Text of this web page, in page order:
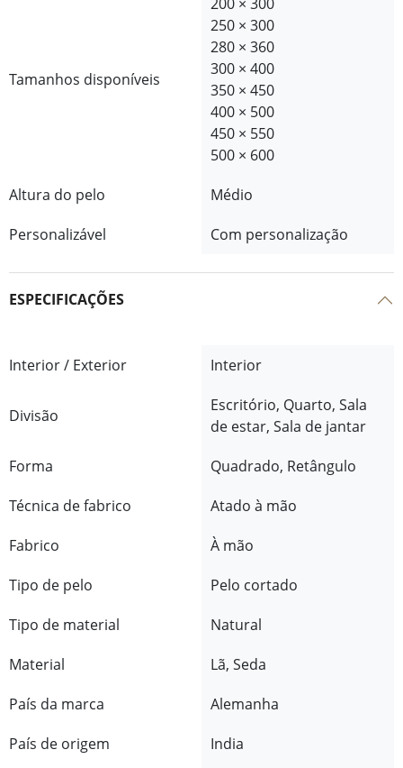
Tamanhos disponíveis
250 × 300
280 × 360
300 × 400
350 × 450
400 × 500
450 × 550
500 × 600
Altura do pelo
Médio
Personalizável
Com personalização
ESPECIFICAÇÕES
Interior / Exterior Interior
Divisão
Escritório, Quarto, Sala
de estar, Sala de jantar
Forma
Quadrado, Retângulo
Técnica de fabrico
Atado à mão
Fabrico
À mão
Tipo de pelo
Pelo cortado
Tipo de material
Natural
Material
Lã, Seda
País da marca
Alemanha
País de origem
India